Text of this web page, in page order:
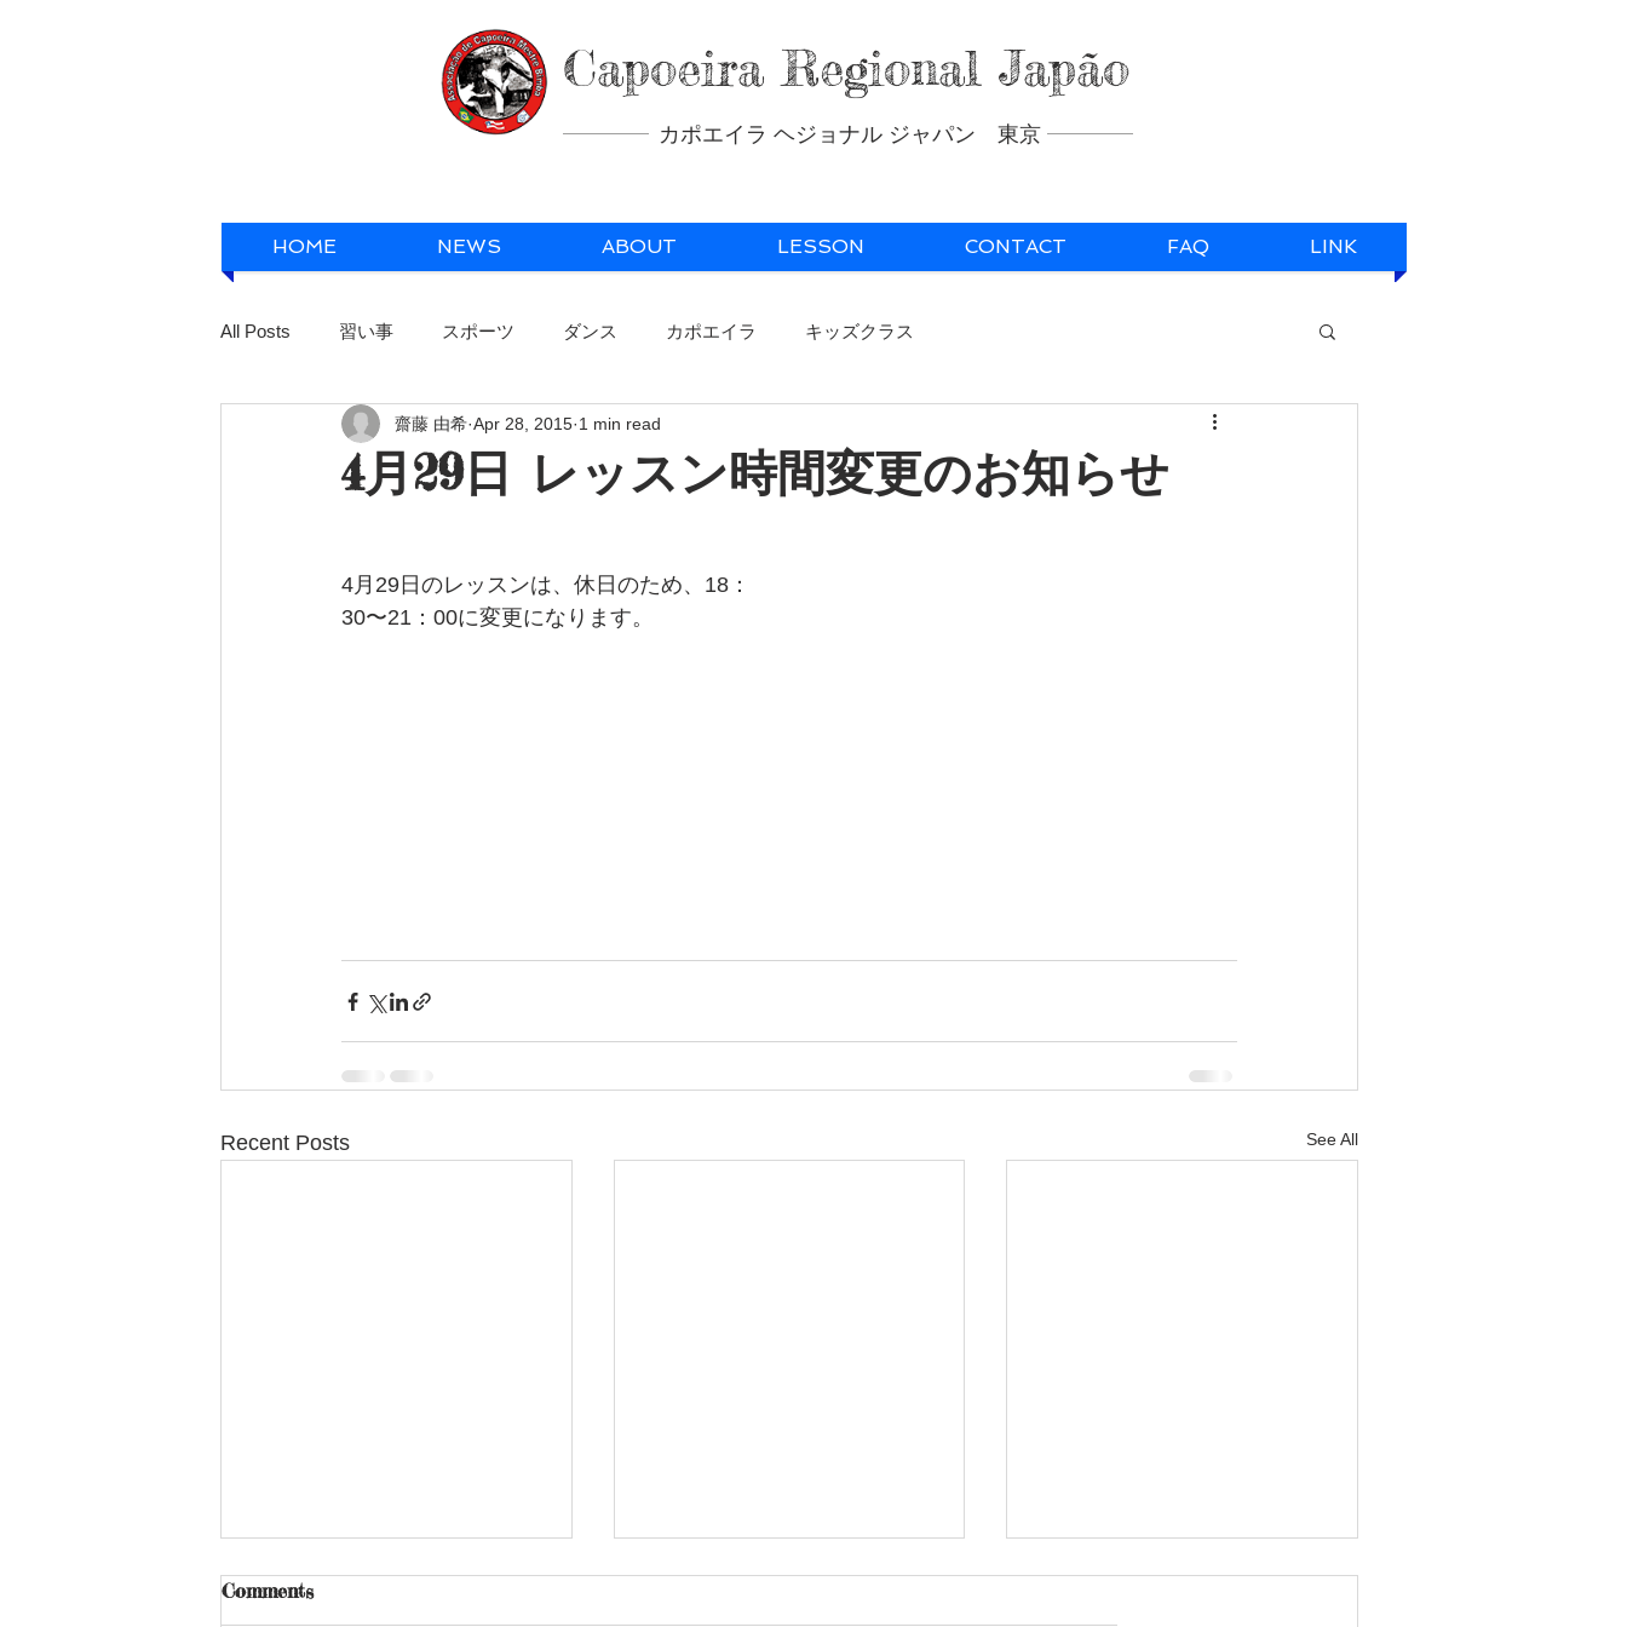
Capoeira Regional Japão
カポエイラ ヘジョナル ジャパン 東京
HOME NEWS ABOUT LESSON CONTACT FAQ LINK
All Posts 習い事 スポーツ ダンス カポエイラ キッズクラス
4月29日 レッスン時間変更のお知らせ
齋藤 由希 Apr 28, 2015 1 min read
4月29日のレッスンは、休日のため、18：
30〜21：00に変更になります。
Recent Posts See All
Comments